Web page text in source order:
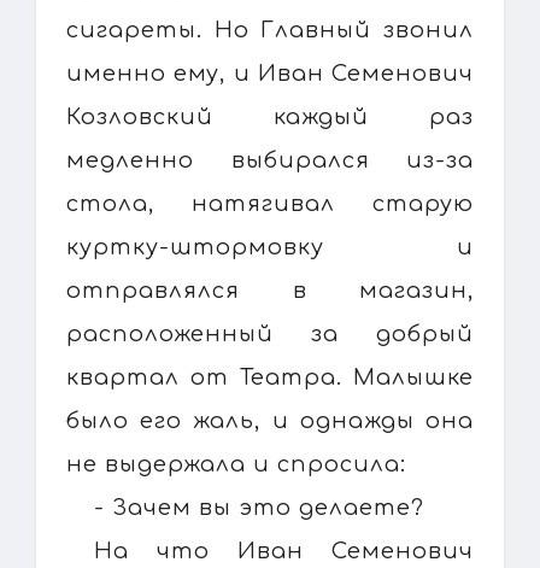
сигареты. Но Главный звонил
именно ему, и Иван Семенович
Козловский каждый раз
медленно выбирался из-за
стола, натягивал старую
куртку-штормовку и
отправлялся в магазин,
расположенный за добрый
квартал от Театра. Малышке
было его жаль, и однажды она
не выдержала и спросила:
- Зачем вы это делаете?
На что Иван Семенович